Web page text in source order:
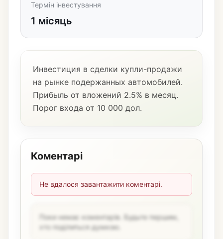
Термін інвестування
1 місяць
Инвестиция в сделки купли-продажи
на рынке подержанных автомобилей.
Прибыль от вложений 2.5% в месяц.
Порог входа от 10 000 дол.
Коментарі
Не вдалося завантажити коментарі.
Поки немає коментарів. Будьте першим,
хто поділиться думкою.